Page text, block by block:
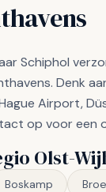
Schiphol
Denk
Airport,
op voor een
Olst-
Boskamp